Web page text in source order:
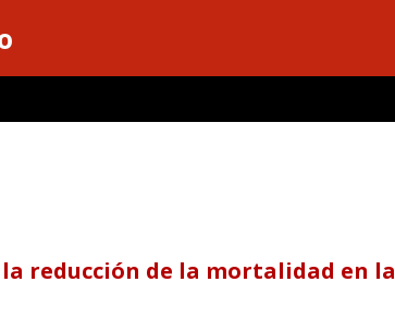
reducción de la mortalidad en la